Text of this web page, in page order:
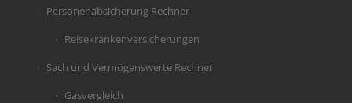
Personenabsicherung Rechner
Reisekrankenversicherungen
Sach und Vermögenswerte Rechner
Gasvergleich